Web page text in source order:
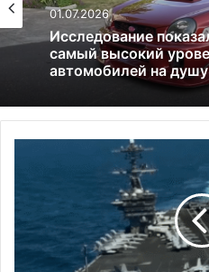
24.06.2025
Россия больше не
льгот: что это
и